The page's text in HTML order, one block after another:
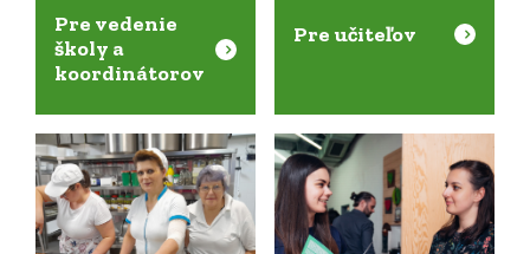
Pre vedenie
školy a
koordinátorov
Pre učiteľov